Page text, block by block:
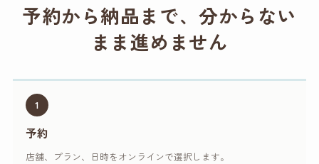
予約から納品まで、分からない
まま進めません
1
予約
店舗、プラン、日時をオンラインで選択します。